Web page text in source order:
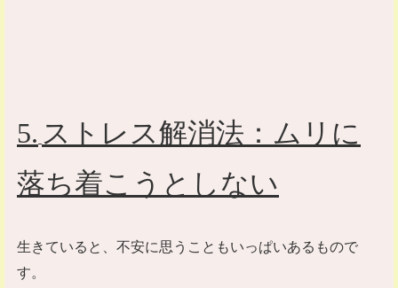
5. ストレス解消法：ムリに
落ち着こうとしない
生きていると、不安に思うこともいっぱいあるもので
す。